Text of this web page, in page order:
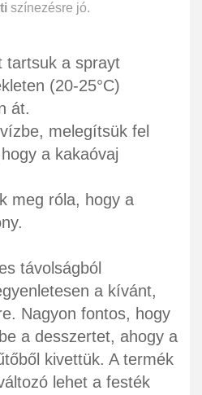
színezésre jó.
tartsuk a sprayt
(20-25°C)
át.
melegítsük fel
a kakaóvaj
meg róla, hogy a
távolságból
a kívánt,
Nagyon fontos, hogy
a desszertet, ahogy a
kivettük. A termék
lehet a festék